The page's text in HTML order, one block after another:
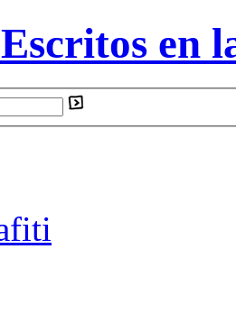
en